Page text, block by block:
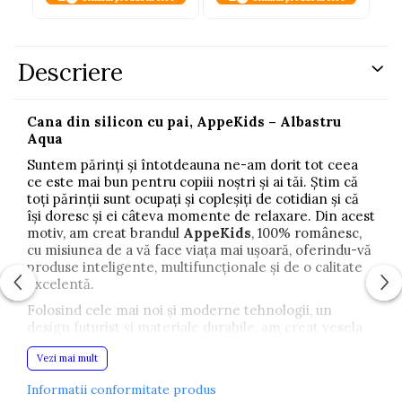
Descriere
Cana din silicon cu pai, AppeKids – Albastru
Aqua
Suntem părinți și întotdeauna ne-am dorit tot ceea
ce este mai bun pentru copiii noștri și ai tăi. Știm că
toți părinții sunt ocupați și copleșiți de cotidian și că
își doresc și ei câteva momente de relaxare. Din acest
motiv, am creat brandul AppeKids, 100% românesc,
cu misiunea de a vă face viața mai ușoară, oferindu-vă
produse inteligente, multifuncționale și de o calitate
excelentă.
Folosind cele mai noi și moderne tehnologii, un
design futurist și materiale durabile, am creat vesela
pentru diversificare și hrănire a bebelușilor și copiilor,
utilizândsilicon alimentar de cea mai bună
Produsele sunt testate în laboratoare independente
Vezi mai mult
Informatii conformitate produs